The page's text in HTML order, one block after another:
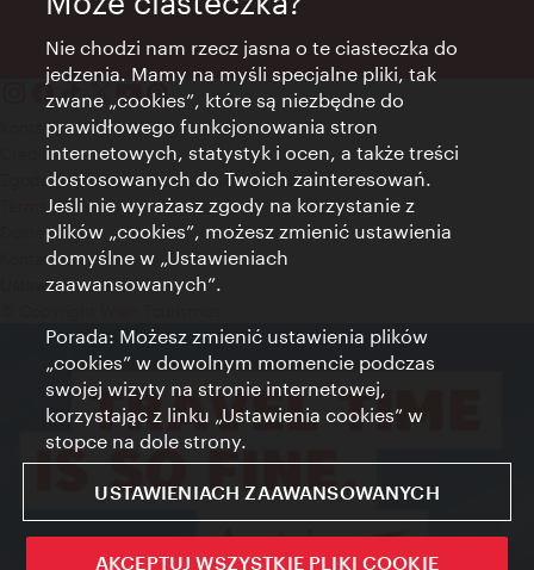
Kontakt
Credits
Zgoda na przetwarzanie danych osobowych
Terms of Use
Dostępność
Kontakt prasowy
Ustawienia cookies
Nie chodzi nam rzecz jasna o te ciasteczka do
jedzenia. Mamy na myśli specjalne pliki, tak
zwane „cookies”, które są niezbędne do
prawidłowego funkcjonowania stron
internetowych, statystyk i ocen, a także treści
dostosowanych do Twoich zainteresowań.
Jeśli nie wyrażasz zgody na korzystanie z
plików „cookies”, możesz zmienić ustawienia
domyślne w „Ustawieniach
zaawansowanych”.
Porada: Możesz zmienić ustawienia plików
„cookies” w dowolnym momencie podczas
swojej wizyty na stronie internetowej,
korzystając z linku „Ustawienia cookies” w
stopce na dole strony.
USTAWIENIACH ZAAWANSOWANYCH
AKCEPTUJ WSZYSTKIE PLIKI COOKIE